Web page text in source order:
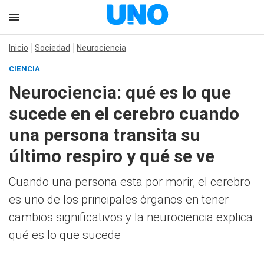
Inicio Sociedad Neurociencia
CIENCIA
Neurociencia: qué es lo que
sucede en el cerebro cuando
una persona transita su
último respiro y qué se ve
Cuando una persona esta por morir, el cerebro
es uno de los principales órganos en tener
cambios significativos y la neurociencia explica
qué es lo que sucede